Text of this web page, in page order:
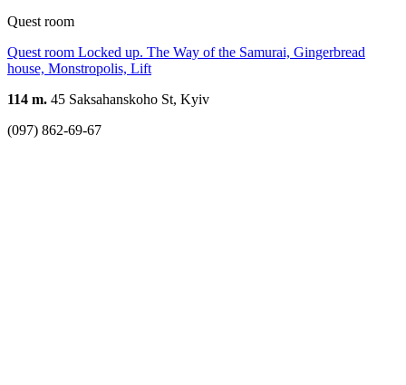
Quest room
Quest room Locked up. The Way of the Samurai, Gingerbread
house, Monstropolis, Lift
114 m. 45 Saksahanskoho St, Kyiv
(097) 862-69-67